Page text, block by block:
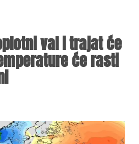
val i trajat će
će rasti